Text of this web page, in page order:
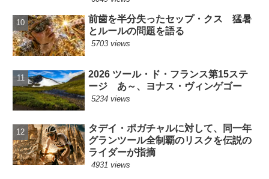
前歯を半分失ったセップ・クス 猛暑
とルールの問題を語る
5703 views
2026 ツール・ド・フランス第15ステ
ージ あ～、ヨナス・ヴィンゲゴー
5234 views
タデイ・ポガチャルに対して、同一年
グランツール全制覇のリスクを伝説の
ライダーが指摘
4931 views